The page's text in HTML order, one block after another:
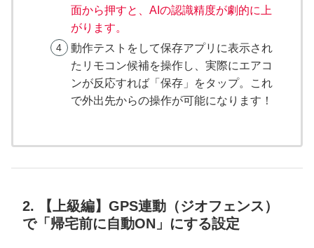
面から押すと、AIの認識精度が劇的に上
がります。
動作テストをして保存アプリに表示され
たリモコン候補を操作し、実際にエアコ
ンが反応すれば「保存」をタップ。これ
で外出先からの操作が可能になります！
2. 【上級編】GPS連動（ジオフェンス）
で「帰宅前に自動ON」にする設定